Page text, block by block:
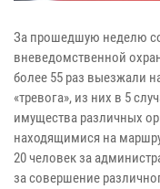
За прошедшую неделю
вневедомственной
более 55 раз выезжали
«тревога», из них в 5
имущества различных
находящимися на
20 человек за
за совершение